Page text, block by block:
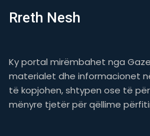
Rreth Nesh
Ky portal mirëmbahet nga
materialet dhe informacionet
të kopjohen, shtypen ose të
mënyre tjetër për qëllime